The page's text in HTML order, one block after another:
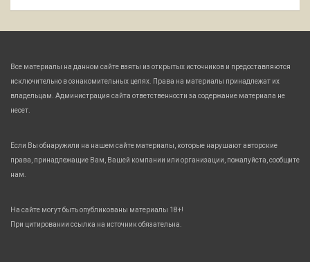
Все материалы на данном сайте взяты из открытых источников и предоставляются
исключительно в ознакомительных целях. Права на материалы принадлежат их
владельцам. Администрация сайта ответственности за содержание материала не
несет.
Если Вы обнаружили на нашем сайте материалы, которые нарушают авторские
права, принадлежащие Вам, Вашей компании или организации, пожалуйста, сообщите
нам.
На сайте могут быть опубликованы материалы 18+!
При цитировании ссылка на источник обязательна.